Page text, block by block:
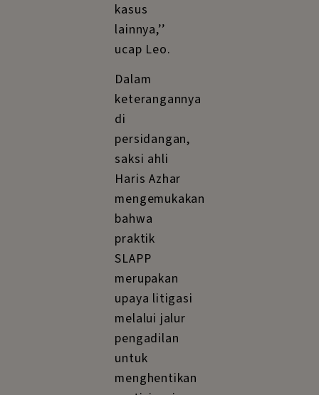
kasus
lainnya,’’
ucap Leo.
Dalam
keterangannya
di
persidangan,
saksi ahli
Haris Azhar
mengemukakan
bahwa
praktik
SLAPP
merupakan
upaya litigasi
melalui jalur
pengadilan
untuk
menghentikan